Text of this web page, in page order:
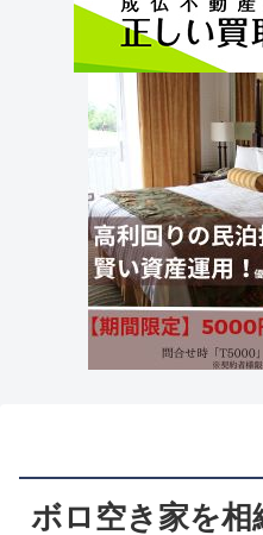
ボロ空き家を相